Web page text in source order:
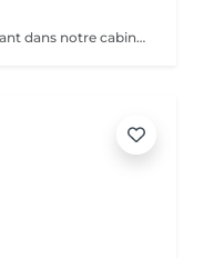
Un massage aux pierres chaudes relaxant dans notre cabine cocooning avec des doigts de fée, n'hésitez plus, appelez nous !! +352 28 795858 ou par facebook, instagram ou encore notre site internet!! JFG CLINIC BELVAL